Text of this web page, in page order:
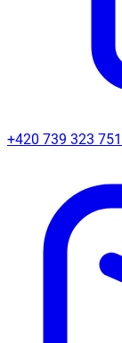
+420 739 323 751